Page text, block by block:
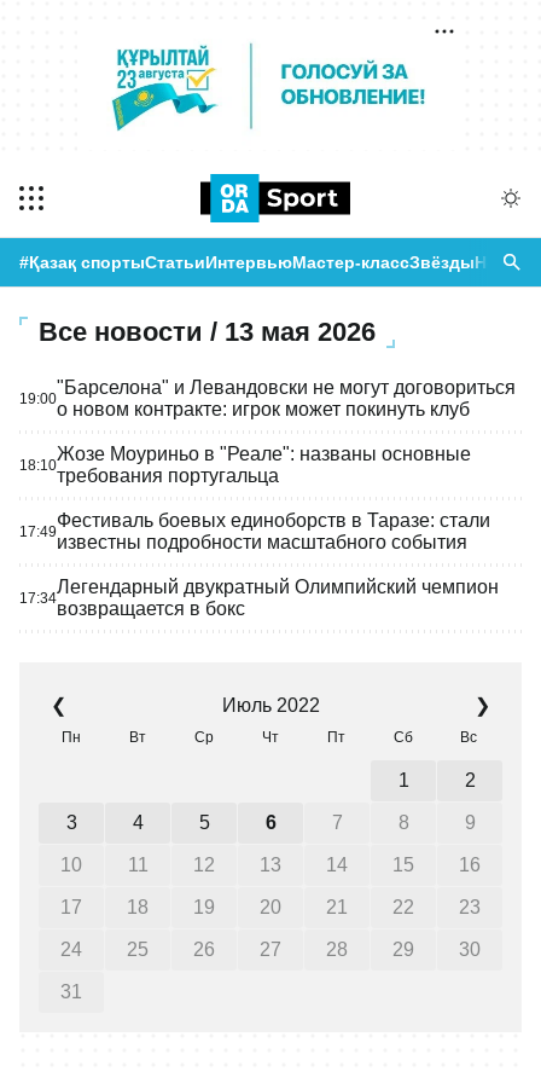
#Қазақ спортыСтатьиИнтервьюМастер-классЗвёзды
Все новости / 13 мая 2026
19:00
"Барселона" и Левандовски не могут договориться
о новом контракте: игрок может покинуть клуб
18:10
Жозе Моуриньо в "Реале": названы основные
требования португальца
17:49
Фестиваль боевых единоборств в Таразе: стали
известны подробности масштабного события
17:34
Легендарный двукратный Олимпийский чемпион
возвращается в бокс
❮ Июль 2022 ❯
Пн Вт Ср Чт Пт Сб Вс
1 2
3 4 5 6 7 8 9
10 11 12 13 14 15 16
17 18 19 20 21 22 23
24 25 26 27 28 29 30
31